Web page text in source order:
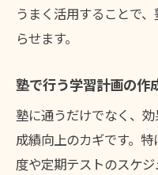
うまく活用することで
らせます。
塾で行う学習計画の作
塾に通うだけでなく、
成績向上のカギです。
度や定期テストのスケ